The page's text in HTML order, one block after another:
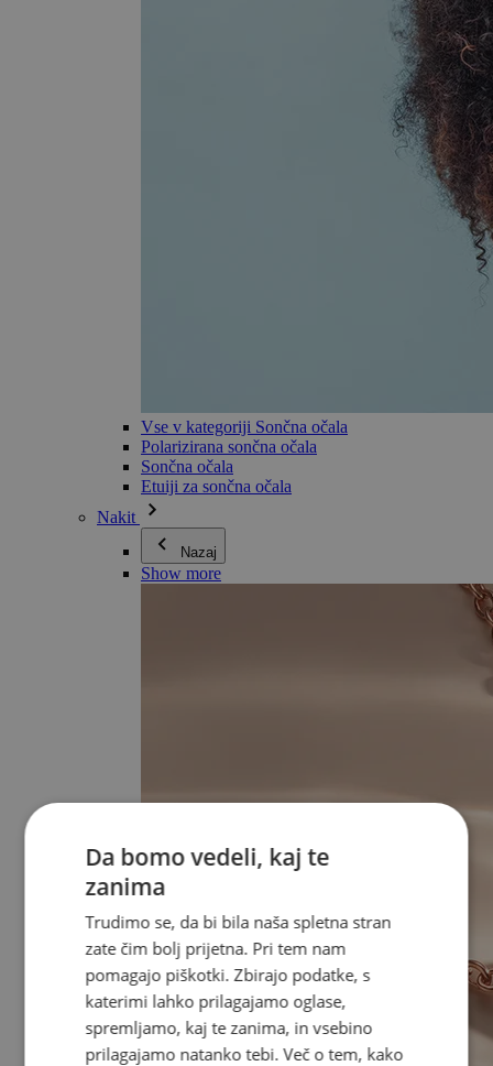
Vse v kategoriji Sončna očala
Polarizirana sončna očala
Sončna očala
Etuiji za sončna očala
Nakit
Nazaj
Show more
Da bomo vedeli, kaj te
zanima
Trudimo se, da bi bila naša spletna stran
zate čim bolj prijetna. Pri tem nam
pomagajo piškotki. Zbirajo podatke, s
katerimi lahko prilagajamo oglase,
spremljamo, kaj te zanima, in vsebino
prilagajamo natanko tebi. Več o tem, kako